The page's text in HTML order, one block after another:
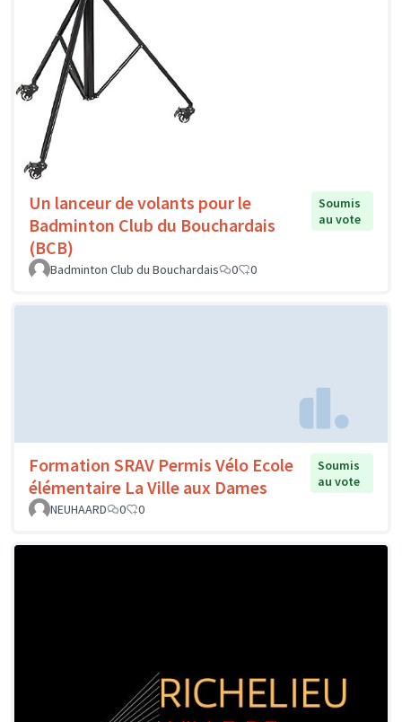
Un lanceur de volants pour le
Badminton Club du Bouchardais
(BCB)
Soumis
au vote
Badminton Club du Bouchardais 0 0
Formation SRAV Permis Vélo Ecole
élémentaire La Ville aux Dames
Soumis
au vote
NEUHAARD
0 0